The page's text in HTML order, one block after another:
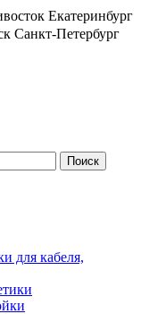
Екатеринбург
Санкт-Петербург
для кабеля,